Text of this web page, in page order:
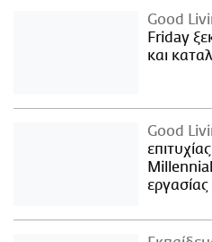
Good
Friday
και
Good
εργασίας